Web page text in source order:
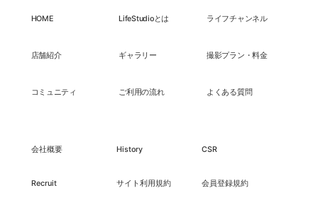
HOME LifeStudioとは ライフチャンネル
店舗紹介 ギャラリー 撮影プラン・料金
コミュニティ ご利用の流れ よくある質問
会社概要 History CSR
Recruit サイト利用規約 会員登録規約